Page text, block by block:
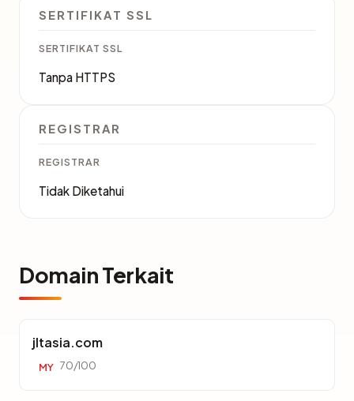
SERTIFIKAT SSL
SERTIFIKAT SSL
Tanpa HTTPS
REGISTRAR
REGISTRAR
Tidak Diketahui
Domain Terkait
jltasia.com
MY 70/100